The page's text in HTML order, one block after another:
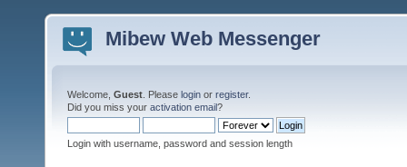
Mibew Web Messenger
Welcome, Guest . Please login or register.
Did you miss your activation email?
Login with username, password and session length